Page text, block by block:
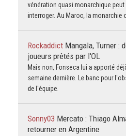
vénération quasi monarchique
interroger. Au Maroc, la monarchie
Rockaddict Mangala, Turner :
joueurs prêtés par l'OL
Mais non, Fonseca lui a apporté
semaine dernière. Le banc pour
de l'équipe.
Sonny03 Mercato : Thiago
retourner en Argentine